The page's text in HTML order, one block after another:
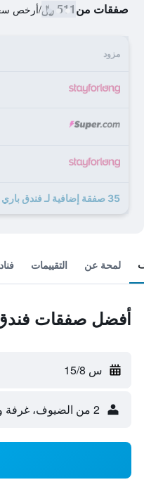
صفقات من511 ﷼ /أرخص
مزود
35 صفقة إضافية لـ فندق باري فرانس
لمحة عن التقييمات
أفضل صفقات
س 15/8
2 من الضيوف، غرفة واحدة